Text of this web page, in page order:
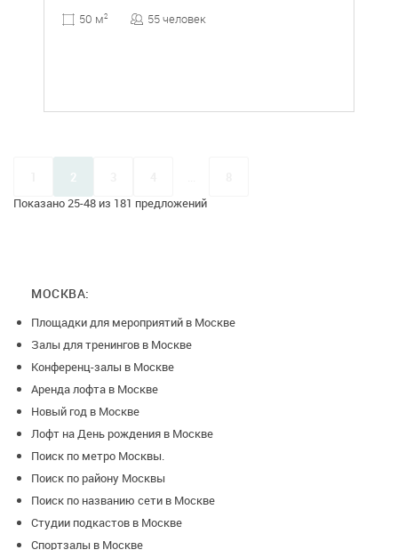
50 м2 55 человек
Показано 25-48 из 181 предложений
2
МОСКВА:
Площадки для мероприятий в Москве
Залы для тренингов в Москве
Конференц-залы в Москве
Аренда лофта в Москве
Новый год в Москве
Лофт на День рождения в Москве
Поиск по метро Москвы.
Поиск по району Москвы
Поиск по названию сети в Москве
Студии подкастов в Москве
Спортзалы в Москве